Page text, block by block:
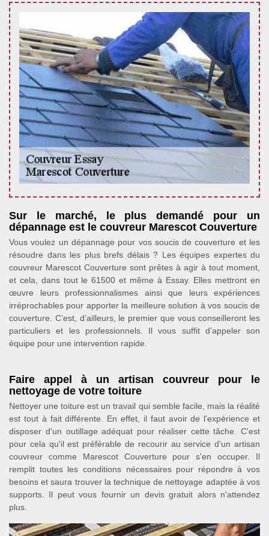
Sur le marché, le plus demandé pour un
dépannage est le couvreur Marescot Couverture
Vous voulez un dépannage pour vos soucis de couverture et les
résoudre dans les plus brefs délais ? Les équipes expertes du
couvreur Marescot Couverture sont prêtes à agir à tout moment,
et cela, dans tout le 61500 et même à Essay. Elles mettront en
œuvre leurs professionnalismes ainsi que leurs expériences
irréprochables pour apporter la meilleure solution à vos soucis de
couverture. C’est, d’ailleurs, le premier que vous conseilleront les
particuliers et les professionnels. Il vous suffit d’appeler son
équipe pour une intervention rapide.
Faire appel à un artisan couvreur pour le
nettoyage de votre toiture
Nettoyer une toiture est un travail qui semble facile, mais la réalité
est tout à fait différente. En effet, il faut avoir de l'expérience et
disposer d'un outillage adéquat pour réaliser cette tâche. C'est
pour cela qu'il est préférable de recourir au service d'un artisan
couvreur comme Marescot Couverture pour s'en occuper. Il
remplit toutes les conditions nécessaires pour répondre à vos
besoins et saura trouver la technique de nettoyage adaptée à vos
supports. Il peut vous fournir un devis gratuit alors n'attendez
plus.